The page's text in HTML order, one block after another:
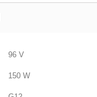
96 V
150 W